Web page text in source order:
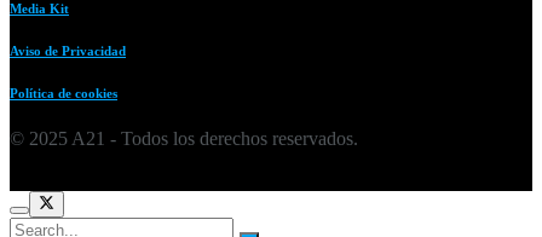
Media Kit
Aviso de Privacidad
Política de cookies
© 2025 A21 - Todos los derechos reservados.